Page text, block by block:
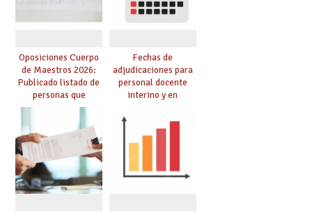
Oposiciones Cuerpo
de Maestros 2026:
Publicado listado de
personas que
adquieren nueva
especialidad
Fechas de
adjudicaciones para
personal docente
interino y en
debes saber